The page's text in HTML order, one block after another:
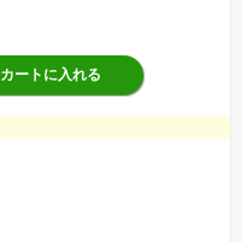
カートに入れる